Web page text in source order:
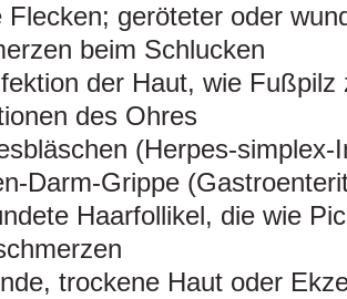
Flecken; geröteter oder
beim Schlucken
der Haut, wie Fußpilz
des Ohres
(Herpes-simplex-
Darm-Grippe
Haarfollikel, die wie
trockene Haut oder